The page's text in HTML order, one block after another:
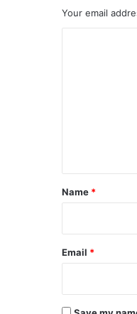
Your email
*
Name *
Email *